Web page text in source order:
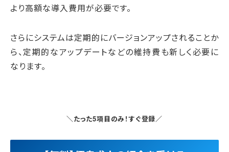
より高額な導入費用が必要です。
さらにシステムは定期的にバージョンアップされることか
ら、定期的なアップデートなどの維持費も新しく必要に
なります。
＼たった5項目のみ！すぐ登録／